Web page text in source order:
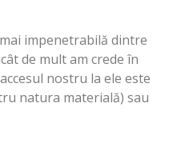
impenetrabilă dintre
de mult am crede în
nostru la ele este
natura materială) sau